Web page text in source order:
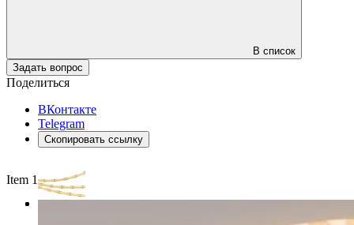
В список
Задать вопрос
Поделиться
ВКонтакте
Telegram
Скопировать ссылку
Item 1 of 3